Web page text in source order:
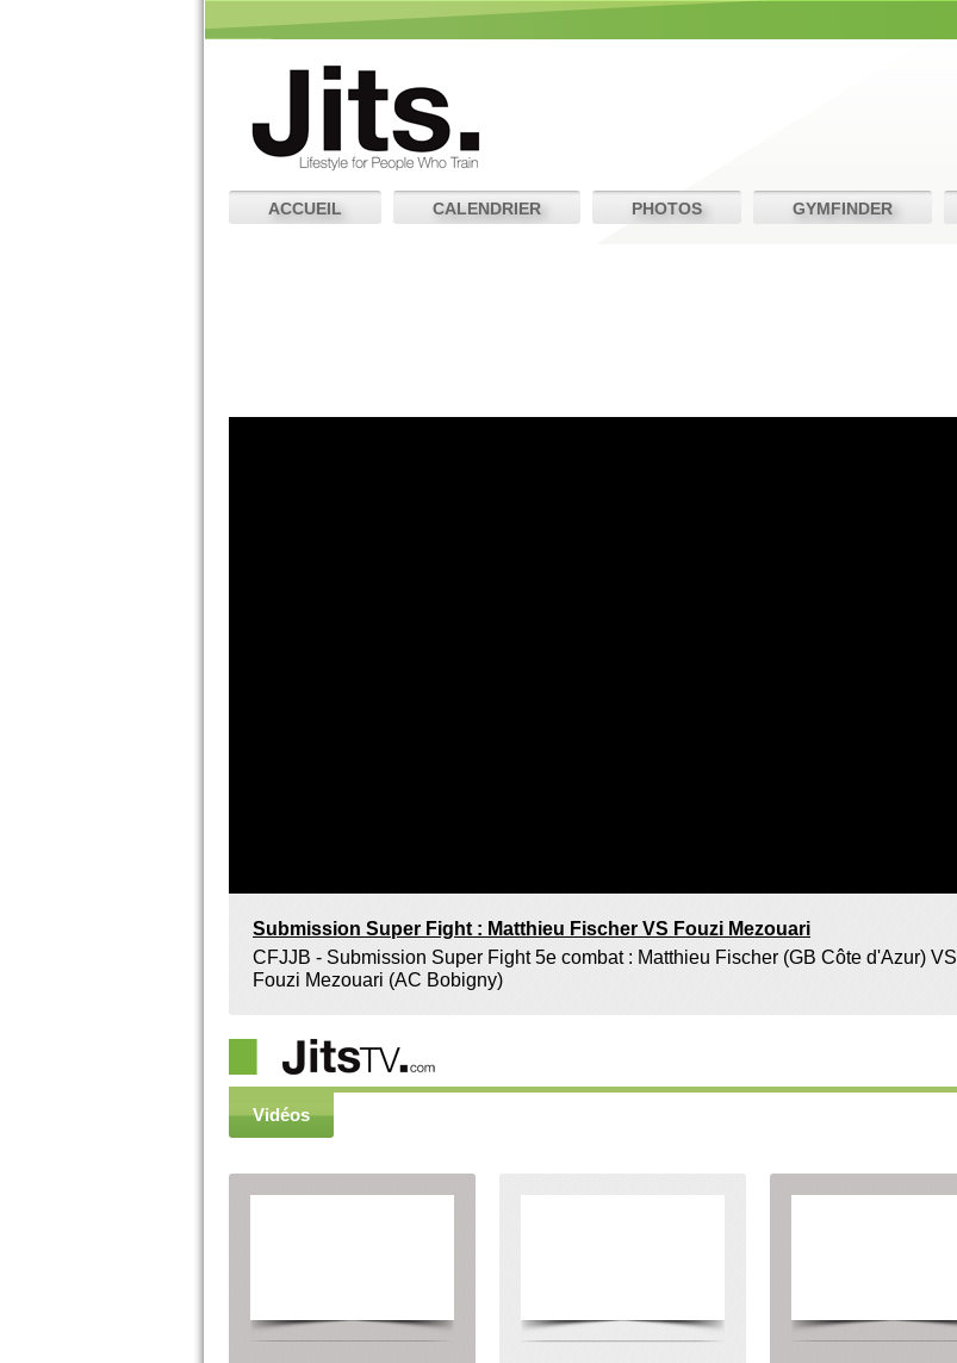
ACCUEIL CALENDRIER PHOTOS GYMFINDER
Submission Super Fight : Matthieu Fischer VS Fouzi Mezouari
CFJJB - Submission Super Fight 5e combat : Matthieu Fischer (GB Côte d'Azur) VS
Fouzi Mezouari (AC Bobigny)
Vidéos